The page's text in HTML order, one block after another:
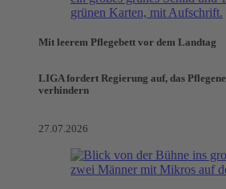
Mit leerem Pflegebett vor dem Landtag
LIGA fordert Regierung auf, das
verhindern
27.07.2026